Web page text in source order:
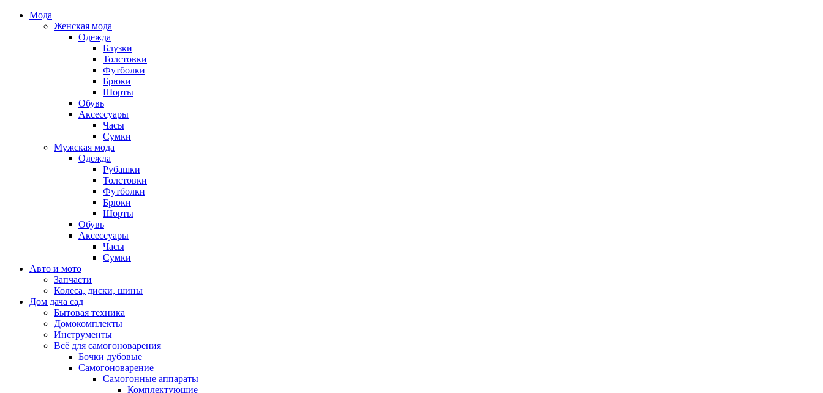
Мода
Женская мода
Одежда
Блузки
Толстовки
Футболки
Брюки
Шорты
Обувь
Аксессуары
Часы
Сумки
Мужская мода
Одежда
Рубашки
Толстовки
Футболки
Брюки
Шорты
Обувь
Аксессуары
Часы
Сумки
Авто и мото
Запчасти
Колеса, диски, шины
Дом дача сад
Бытовая техника
Домокомплекты
Инструменты
Всё для самогоноварения
Бочки дубовые
Самогоноварение
Самогонные аппараты
Комплектующие